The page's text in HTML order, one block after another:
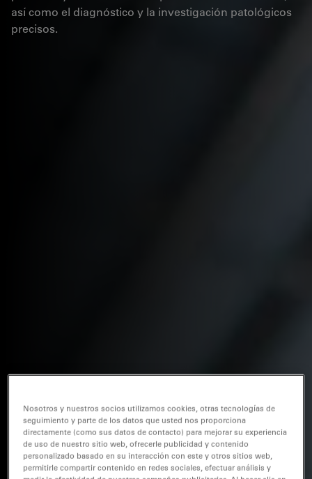
así como el diagnóstico y la investigación patológicos
precisos.
Nosotros y nuestros socios utilizamos cookies, otras tecnologías de
seguimiento y parte de los datos que usted nos proporciona
directamente (como sus datos de contacto) para mejorar su experiencia
de uso de nuestro sitio web, ofrecerle publicidad y contenido
personalizado basado en su interacción con este y otros sitios web,
permitirle compartir contenido en redes sociales, efectuar análisis y